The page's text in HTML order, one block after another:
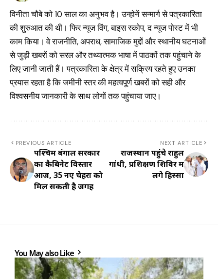
विनीता चौबे को 10 साल का अनुभव है। उन्होनें सन्मार्ग से पत्रकारिता
की शुरुआत की थी। फिर न्यूज विंग, बाइस स्कोप, द न्यूज पोस्ट में भी
काम किया। वे राजनीति, अपराध, सामाजिक मुद्दों और स्थानीय घटनाओं
से जुड़ी खबरों को सरल और तथ्यात्मक भाषा में पाठकों तक पहुंचाने के
लिए जानी जाती हैं। पत्रकारिता के क्षेत्र में सक्रिय रहते हुए उनका
प्रयास रहता है कि जमीनी स्तर की महत्वपूर्ण खबरों को सही और
विश्वसनीय जानकारी के साथ लोगों तक पहुंचाया जाए।
PREVIOUS ARTICLE
पश्चिम बंगाल सरकार
का कैबिनेट विस्तार
आज, 35 नए चेहरों को
मिल सकती है जगह
NEXT ARTICLE
राजस्थान पहुंचे राहुल
गांधी, प्रशिक्षण शिविर में
लेंगे हिस्सा
You May also Like